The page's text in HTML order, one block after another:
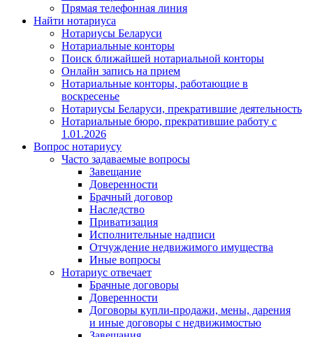
Прямая телефонная линия
Найти нотариуса
Нотариусы Беларуси
Нотариальные конторы
Поиск ближайшей нотариальной конторы
Онлайн запись на прием
Нотариальные конторы, работающие в
воскресенье
Нотариусы Беларуси, прекратившие деятельность
Нотариальные бюро, прекратившие работу с
1.01.2026
Вопрос нотариусу
Часто задаваемые вопросы
Завещание
Доверенности
Брачный договор
Наследство
Приватизация
Исполнительные надписи
Отчуждение недвижимого имущества
Иные вопросы
Нотариус отвечает
Брачные договоры
Доверенности
Договоры купли-продажи, мены, дарения
и иные договоры с недвижимостью